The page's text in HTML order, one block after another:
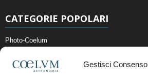
Gestisci Consenso
CATEGORIE POPOLARI
Photo-Coelum
News di Astronomia